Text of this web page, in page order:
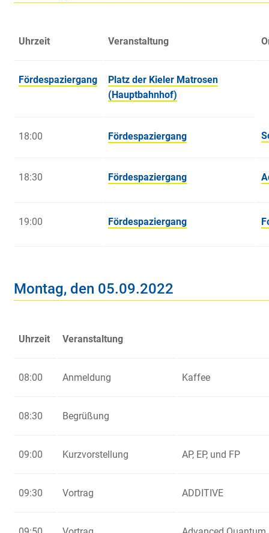
Uhrzeit Veranstaltung
Fördespaziergang
Platz der Kieler Matrosen
(Hauptbahnhof)
18:00 Fördespaziergang
18:30 Fördespaziergang
19:00 Fördespaziergang
Montag, den 05.09.2022
Uhrzeit Veranstaltung
08:00 Anmeldung Kaffee
08:30 Begrüßung
09:00 Kurzvorstellung AP, EP, und FP
09:30 Vortrag ADDITIVE